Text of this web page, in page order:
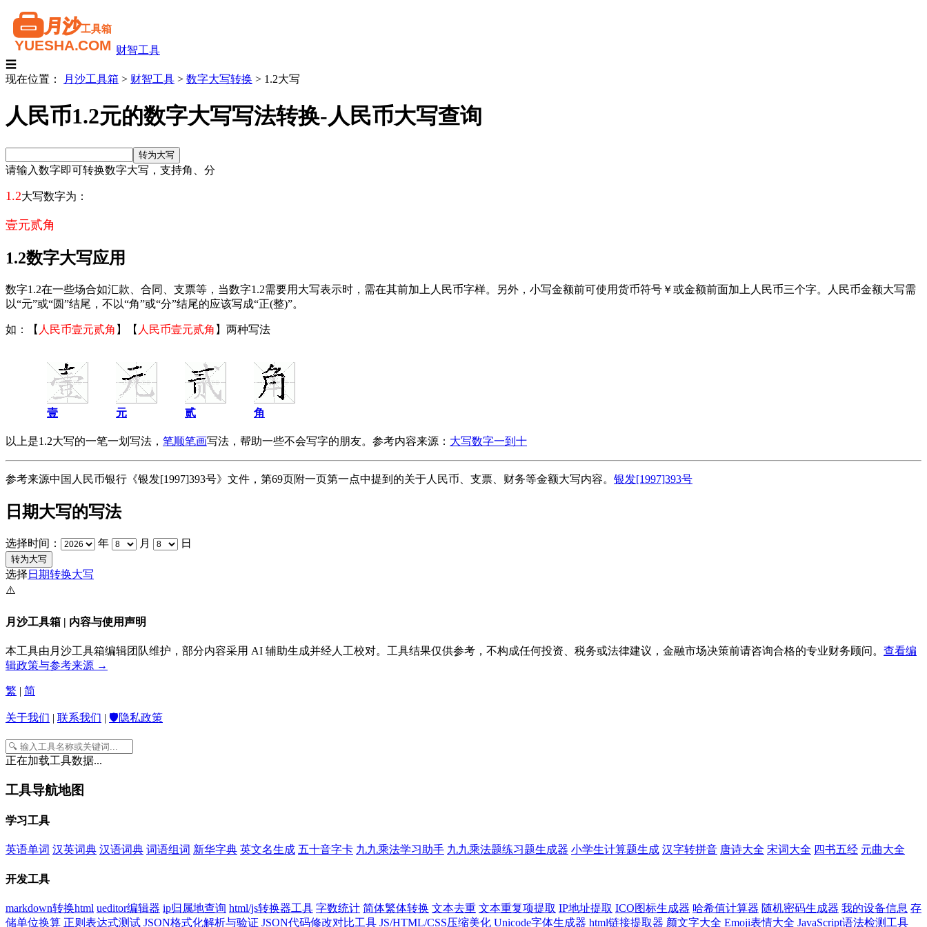
财智工具
☰
现在位置：
月沙工具箱 > 财智工具 > 数字大写转换 > 1.2大写
人民币1.2元的数字大写写法转换-人民币大写查询
请输入数字即可转换数字大写，支持角、分
1.2大写数字为：
壹元贰角
1.2数字大写应用
数字1.2在一些场合如汇款、合同、支票等，当数字1.2需要用大写表示时，需在其前加上人民币字样。另外，小写金额前可使用货币符号￥或金额前面加上人民币三个字。人民币金额大写需
以“元”或“圆”结尾，不以“角”或“分”结尾的应该写成“正(整)”。
如：【 人民币壹元贰角 】【 人民币壹元贰角 】两种写法
壹 元 贰 角
以上是1.2大写的一笔一划写法， 笔顺笔画写法，帮助一些不会写字的朋友。参考内容来源： 大写数字一到十
参考来源中国人民币银行《银发[1997]393号》文件，第69页附一页第一点中提到的关于人民币、支票、财务等金额大写内容。 银发[1997]393号
日期大写的写法
选择时间： 年 月 日
选择 日期转换大写
⚠️
月沙工具箱 | 内容与使用声明
本工具由月沙工具箱编辑团队维护，部分内容采用 AI 辅助生成并经人工校对。工具结果仅供参考，不构成任何投资、税务或法律建议，金融市场决策前请咨询合格的专业财务顾问。 查看编
辑政策与参考来源 →
繁 | 简
关于我们 | 联系我们 | 🛡️隐私政策
正在加载工具数据...
工具导航地图
学习工具
英语单词 汉英词典 汉语词典 词语组词 新华字典 英文名生成 五十音字卡 九九乘法学习助手 九九乘法题练习题生成器 小学生计算题生成 汉字转拼音 唐诗大全 宋词大全 四书五经 元曲大全
开发工具
markdown转换html ueditor编辑器 ip归属地查询 html/js转换器工具 字数统计 简体繁体转换 文本去重 文本重复项提取 IP地址提取 ICO图标生成器 哈希值计算器 随机密码生成器 我的设备信息 存
储单位换算 正则表达式测试 JSON格式化解析与验证 JSON代码修改对比工具 JS/HTML/CSS压缩美化 Unicode字体生成器 html链接提取器 颜文字大全 Emoji表情大全 JavaScript语法检测工具